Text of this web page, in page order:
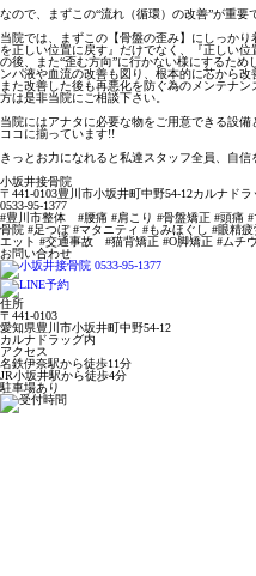
なので、まずこの“流れ（循環）の改善”が重要
当院では、まずこの【骨盤の歪み】にしっか
を正しい位置に戻す』だけでなく、『正しい
の後、また“歪む方向”に行かない様にするた
ンパ液や血流の改善も図り、根本的に芯から改
また改善した後も再悪化を防ぐ為のメンテナ
方は是非当院にご相談下さい。
当院にはアナタに必要な物をご用意できる
ココに揃っています!!
きっとお力になれると私達スタッフ全員、自
小坂井接骨院
〒441-0103豊川市小坂井町中野54-12カルナドラ
0533-95-1377
#豊川市整体 #腰痛 #肩こり #骨盤矯正 #頭痛
骨院 #足つぼ #マタニティ #もみほぐし #眼精
エット #交通事故 #猫背矯正 #O脚矯正 #ムチ
お問い合わせ
住所
〒441-0103
愛知県豊川市小坂井町中野54-12
カルナドラッグ内
アクセス
名鉄伊奈駅から徒歩11分
JR小坂井駅から徒歩4分
駐車場あり